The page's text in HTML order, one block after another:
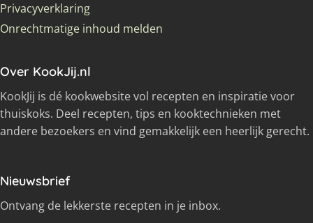
Privacyverklaring
Onrechtmatige inhoud melden
Over KookJij.nl
KookJij is dé kookwebsite vol recepten en inspiratie voor
thuiskoks. Deel recepten, tips en kooktechnieken met
andere bezoekers en vind gemakkelijk een heerlijk gerecht.
Nieuwsbrief
Ontvang de lekkerste recepten in je inbox.